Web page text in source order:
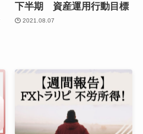
下半期 資産運用行動目標
2021.08.07